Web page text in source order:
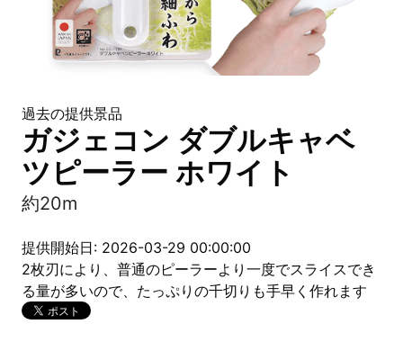
過去の提供景品
ガジェコン ダブルキャベ
ツピーラー ホワイト
約20m
提供開始日: 2026-03-29 00:00:00
2枚刃により、普通のピーラーより一度でスライスでき
る量が多いので、たっぷりの千切りも手早く作れます